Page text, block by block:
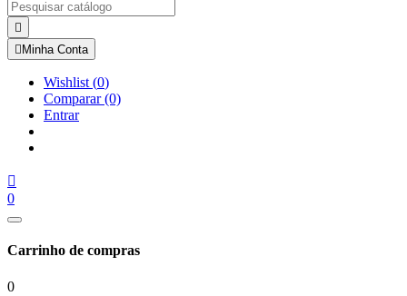

 Minha Conta
Wishlist (0)
Comparar(0)
Entrar

0
Carrinho de compras
0